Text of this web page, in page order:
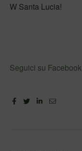
W Santa Lucia!
Seguici su Facebook
FacebookTwitterLinkedin
Email